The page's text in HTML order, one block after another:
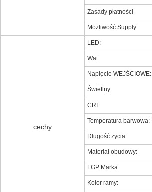
Zasady płatności
Możliwość Supply
cechy
LED:
Wat:
Napięcie WEJŚCIOWE:
Świetlny:
CRI:
Temperatura barwowa:
Długość życia:
Materiał obudowy:
LGP Marka:
Kolor ramy: